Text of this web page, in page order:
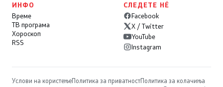
ИНФО
Време
ТВ програма
Хороскоп
RSS
СЛЕДЕТЕ НÉ
Facebook
X / Twitter
YouTube
Instagram
Услови на користењеПолитика за приватностПолитика за колачиња